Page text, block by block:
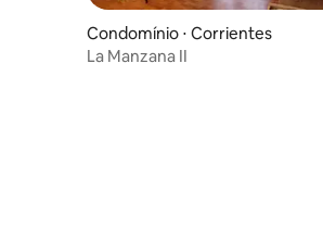
Condomínio ⋅ Corrientes
La Manzana II